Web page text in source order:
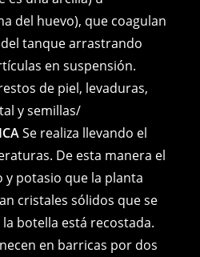
del huevo), que coagulan
tanque arrastrando
en suspensión.
de piel, levaduras,
y semillas/
Se realiza llevando el
De esta manera el
potasio que la planta
cristales sólidos que se
botella está recostada.
en barricas por dos